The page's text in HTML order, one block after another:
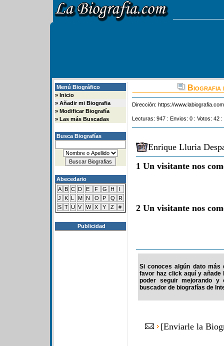
Menú Biográfico
» Inicio
» Añadir mi Biografia
» Modificar Biografía
» Las más Buscadas
Busca Biografías
Abecedario
A B C D E F G H
I
J
K L M N O P Q
R
S T U V W X Y Z #
Publicidad
Biografia
Dirección: https://
Lecturas: 947 : Envios: 0 : Votos: 42
Enrique Lluria
1 Un visitante nos
2 Un visitante nos
Si conoces algún dato más
favor haz click aquí y
poder seguir mejorando y
buscador de biografías de
[Enviarle la